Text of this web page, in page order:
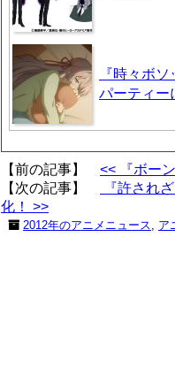
『時々ボ
パーティー
【前の記事】 << 『ボー
【次の記事】
『許され
化！ >>
2012年のアニメニュース, ア